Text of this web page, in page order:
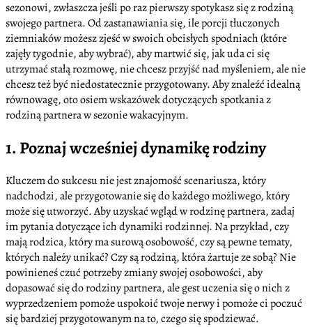
sezonowi, zwłaszcza jeśli po raz pierwszy spotykasz się z rodziną
swojego partnera. Od zastanawiania się, ile porcji tłuczonych
ziemniaków możesz zjeść w swoich obcisłych spodniach (które
zajęły tygodnie, aby wybrać), aby martwić się, jak uda ci się
utrzymać stałą rozmowę, nie chcesz przyjść nad myśleniem, ale nie
chcesz też być niedostatecznie przygotowany. Aby znaleźć idealną
równowagę, oto osiem wskazówek dotyczących spotkania z
rodziną partnera w sezonie wakacyjnym.
1. Poznaj wcześniej dynamikę rodziny
Kluczem do sukcesu nie jest znajomość scenariusza, który
nadchodzi, ale przygotowanie się do każdego możliwego, który
może się utworzyć. Aby uzyskać wgląd w rodzinę partnera, zadaj
im pytania dotyczące ich dynamiki rodzinnej. Na przykład, czy
mają rodzica, który ma surową osobowość, czy są pewne tematy,
których należy unikać? Czy są rodziną, która żartuje ze sobą? Nie
powinieneś czuć potrzeby zmiany swojej osobowości, aby
dopasować się do rodziny partnera, ale gest uczenia się o nich z
wyprzedzeniem pomoże uspokoić twoje nerwy i pomoże ci poczuć
się bardziej przygotowanym na to, czego się spodziewać.